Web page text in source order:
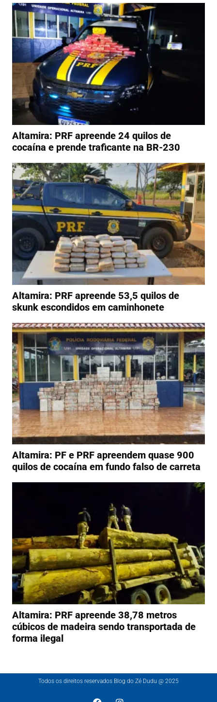
Altamira: PRF apreende 24 quilos de
cocaína e prende traficante na BR-230
Altamira: PRF apreende 53,5 quilos de
skunk escondidos em caminhonete
Altamira: PF e PRF apreendem quase 900
quilos de cocaína em fundo falso de carreta
Altamira: PRF apreende 38,78 metros
cúbicos de madeira sendo transportada de
forma ilegal
Todos os direitos reservados Blog do Zé Dudu @ 2025